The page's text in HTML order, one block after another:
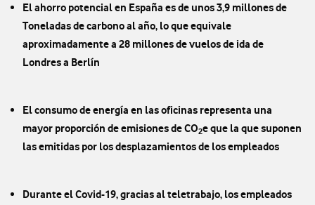
El ahorro potencial en España es de unos 3,9 millones de
Toneladas de carbono al año, lo que equivale
aproximadamente a 28 millones de vuelos de ida de
Londres a Berlín
El consumo de energía en las oficinas representa una
mayor proporción de emisiones de CO2e que la que suponen
las emitidas por los desplazamientos de los empleados
Durante el Covid-19, gracias al teletrabajo, los empleados